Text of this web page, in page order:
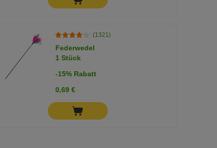
(1321)
Federwedel
1 Stück
-15% Rabatt
0,69 €